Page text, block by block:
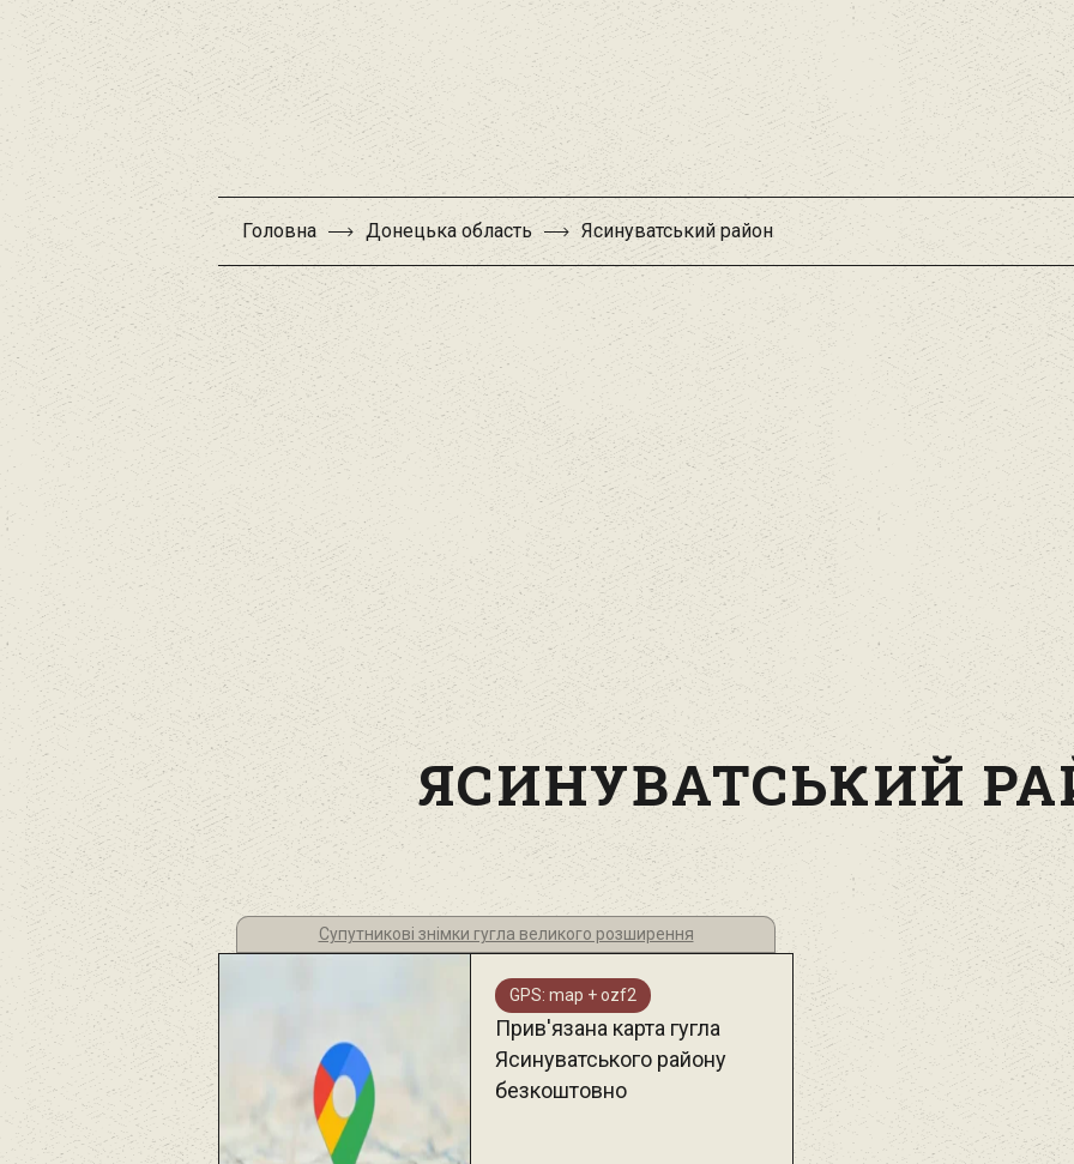
Головна Донецька область Ясинуватський район
ЯСИНУВАТСЬКИЙ
Супутникові знімки гугла великого розширення
GPS: map + ozf2
Прив'язана карта гугла
Ясинуватського району
безкоштовно